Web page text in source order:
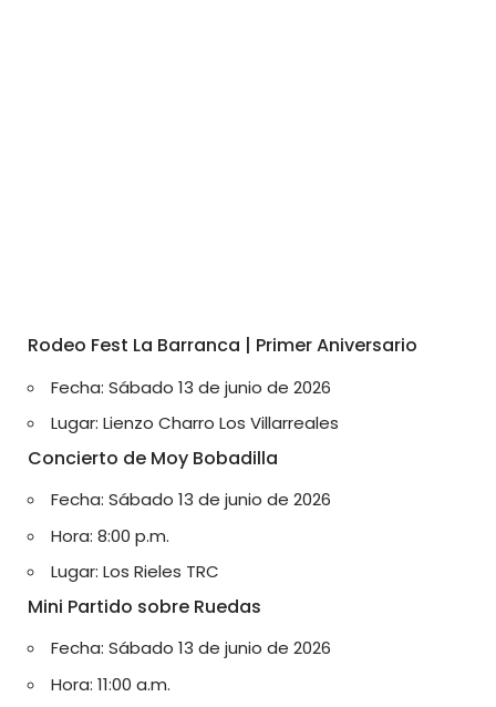
Rodeo Fest La Barranca | Primer Aniversario
Fecha: Sábado 13 de junio de 2026
Lugar: Lienzo Charro Los Villarreales
Concierto de Moy Bobadilla
Fecha: Sábado 13 de junio de 2026
Hora: 8:00 p.m.
Lugar: Los Rieles TRC
Mini Partido sobre Ruedas
Fecha: Sábado 13 de junio de 2026
Hora: 11:00 a.m.